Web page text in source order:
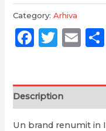
Category:Arhiva
Description
Un brand renumit in